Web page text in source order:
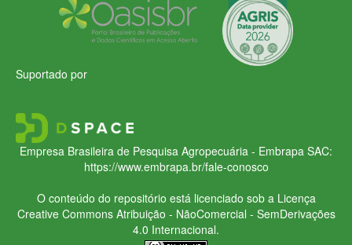
Suportado por
Empresa Brasileira de Pesquisa Agropecuária - Embrapa SAC:
https://www.embrapa.br/fale-conosco
O conteúdo do repositório está licenciado sob a Licença
Creative CommonsAtribuição - NãoComercial - SemDerivações
4.0 Internacional.